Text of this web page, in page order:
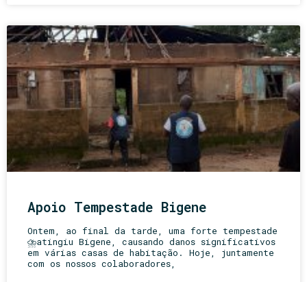
Apoio Tempestade Bigene
Ontem, ao final da tarde, uma forte tempestade
⛈️atingiu Bigene, causando danos significativos
em várias casas de habitação. Hoje, juntamente
com os nossos colaboradores,